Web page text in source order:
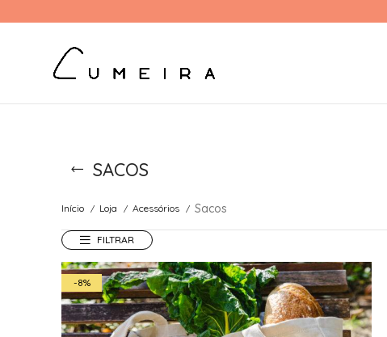
SACOS
Início Loja Acessórios Sacos
FILTRAR
-8%